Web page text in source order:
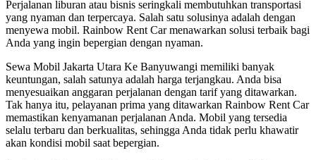
Perjalanan liburan atau bisnis seringkali membutuhkan transportasi
yang nyaman dan terpercaya. Salah satu solusinya adalah dengan
menyewa mobil. Rainbow Rent Car menawarkan solusi terbaik bagi
Anda yang ingin bepergian dengan nyaman.
Sewa Mobil Jakarta Utara Ke Banyuwangi memiliki banyak
keuntungan, salah satunya adalah harga terjangkau. Anda bisa
menyesuaikan anggaran perjalanan dengan tarif yang ditawarkan.
Tak hanya itu, pelayanan prima yang ditawarkan Rainbow Rent Car
memastikan kenyamanan perjalanan Anda. Mobil yang tersedia
selalu terbaru dan berkualitas, sehingga Anda tidak perlu khawatir
akan kondisi mobil saat bepergian.